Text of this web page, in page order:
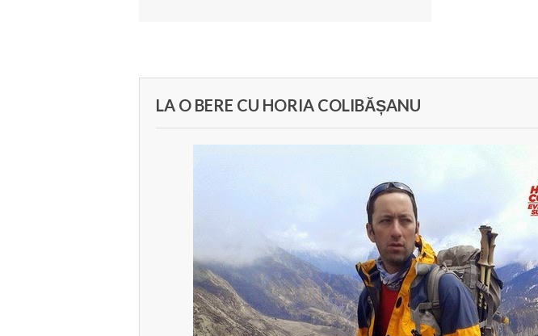
LA O BERE CU HORIA COLIBĂȘANU